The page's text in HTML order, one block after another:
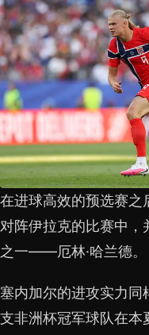
在进球高效的预选赛之
对阵伊拉克的比赛中，
之一——厄林·哈兰德。
塞内加尔的进攻实力同
支非洲杯冠军球队在本